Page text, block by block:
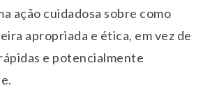
ação cuidadosa sobre como
apropriada e ética, em vez de
e potencialmente